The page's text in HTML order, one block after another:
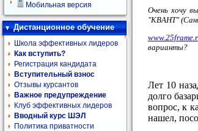
Мобильная версия
Дистанционное обучение
Школа эффективных лидеров
Как вступить?
Регистрация кандидата
Вступительный взнос
Отзывы курсантов
Важное предупреждение
Клуб эффективных лидеров
Вводный курс ШЭЛ
Политика приватности
Очень хочу
"КВАНТ"
варианты?
Лет 10
долго
вопрос, к
нашел,